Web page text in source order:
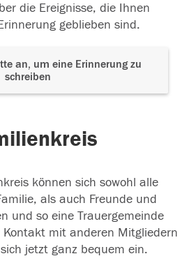
die Ereignisse, die Ihnen
geblieben sind.
an, um eine Erinnerung zu
schreiben
können sich sowohl alle
als auch Freunde und
und so eine Trauergemeinde
Kontakt mit anderen Mitgliedern
jetzt ganz bequem ein.